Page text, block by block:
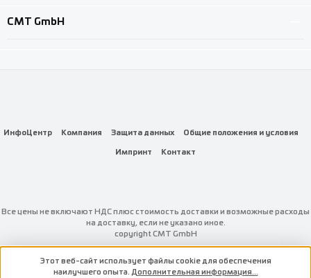
CMT GmbH
ИнфоЦентр Компания Защита данных
Общие положения и условия
Импринт
Контакт
Все цены не включают НДС плюс стоимость доставкии возможные расходы
на доставку, если не указано иное.
copyright CMT GmbH
Этот веб-сайт использует файлы cookie для обеспечения
наилучшего опыта. Дополнительная информация...